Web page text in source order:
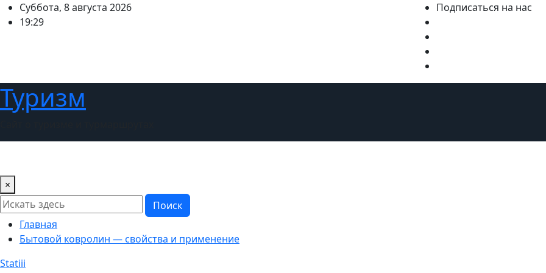
ПерейтиСуббота, 8 августа 2026
19:29
Подписаться на нас
Туризм
×
Поиск
Главная
Бытовой ковролин — свойства и применение
Statiii